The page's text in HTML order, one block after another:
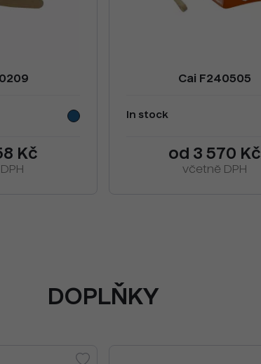
Kč
Cai F240505
In stock
od 3 570 Kč
včetně DPH
DOPLŇKY